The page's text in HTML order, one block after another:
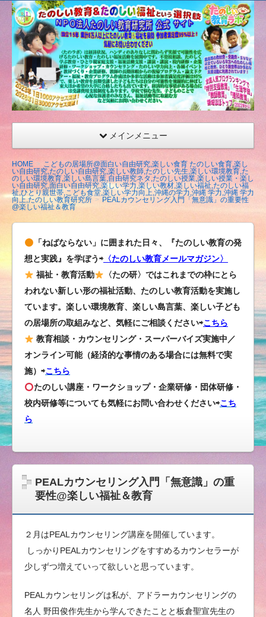
たの
しい
教育
研究
所
（沖
縄）
公式
ト
メインメニュー
HOME
こどもの居場所@面白い自由研究,楽しい食育 たのしい食育,楽し
い自由研究,たのしい自由研究,楽しい教師,たのしい先生,楽しい環境教育,た
のしい環境教育,楽しい島言葉,自由研究ネタ,たのしい授業,楽しい授業・楽し
い自由研究,面白い自由研究,楽しい学力,楽しい教材,楽しい福祉,たのしい福
祉,ひとり親世帯,こども食堂,楽しい学力向上,沖縄の学力,沖縄 学力,沖縄 学力
向上,たのしい教育研究所
PEALカウンセリング入門「無意識」の重要性
@楽しい福祉＆教育
「ねばならない」に囲まれた日々、『たのしい教育の発
想と実践』を学ぼう⇨ 〈たのしい教育メールマガジン〉
福祉・教育活動
〈たの研〉ではこれまでの枠にとら
われない新しい形の福祉活動、たのしい教育活動を実施し
ています。楽しい環境教育、楽しい島言葉、楽しい子ども
の居場所の取組みなど、気軽にご相談ください⇨こちら
教育相談・カウンセリング・スーパーバイズ実施中／
オンライン可能（経済的な事情のある場合には無料で実
施）⇨こちら
たのしい講座・ワークショップ・企業研修・団体研修・
校内研修等についても気軽にお問い合わせください⇨こち
ら
PEALカウンセリング入門「無意識」の重
要性@楽しい福祉＆教育
２月はPEALカウンセリング講座を開催しています。
しっかりPEALカウンセリングをすすめるカウンセラーが
少しずつ増えていって欲しいと思っています。
PEALカウンセリングは私が、アドラーカウンセリングの
名人 野田俊作先生から学んできたことと板倉聖宣先生の